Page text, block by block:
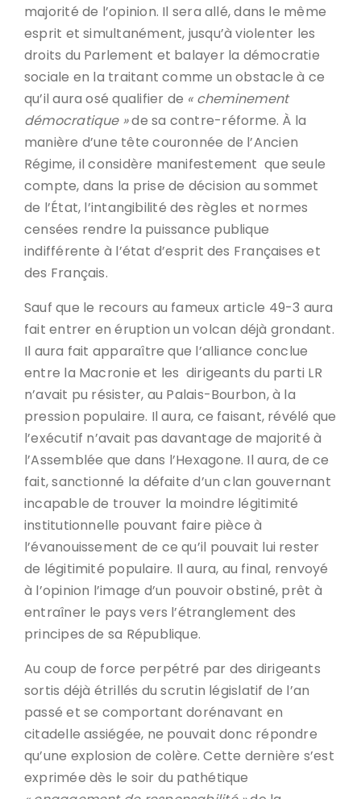
majorité de l’opinion. Il sera allé, dans le même
esprit et simultanément, jusqu’à violenter les
droits du Parlement et balayer la démocratie
sociale en la traitant comme un obstacle à ce
qu’il aura osé qualifier de « cheminement
démocratique »de sa contre-réforme. À la
manière d’une tête couronnée de l’Ancien
Régime, il considère manifestement que seule
compte, dans la prise de décision au sommet
de l’État, l’intangibilité des règles et normes
censées rendre la puissance publique
indifférente à l’état d’esprit des Françaises et
des Français.
Sauf que le recours au fameux article 49-3 aura
fait entrer en éruption un volcan déjà grondant.
Il aura fait apparaître que l’alliance conclue
entre la Macronie et les dirigeants du parti LR
n’avait pu résister, au Palais-Bourbon, à la
pression populaire. Il aura, ce faisant, révélé que
l’exécutif n’avait pas davantage de majorité à
l’Assemblée que dans l’Hexagone. Il aura, de ce
fait, sanctionné la défaite d’un clan gouvernant
incapable de trouver la moindre légitimité
institutionnelle pouvant faire pièce à
l’évanouissement de ce qu’il pouvait lui rester
de légitimité populaire. Il aura, au final, renvoyé
à l’opinion l’image d’un pouvoir obstiné, prêt à
entraîner le pays vers l’étranglement des
principes de sa République.
Au coup de force perpétré par des dirigeants
sortis déjà étrillés du scrutin législatif de l’an
passé et se comportant dorénavant en
citadelle assiégée, ne pouvait donc répondre
qu’une explosion de colère. Cette dernière s’est
exprimée dès le soir du pathétique